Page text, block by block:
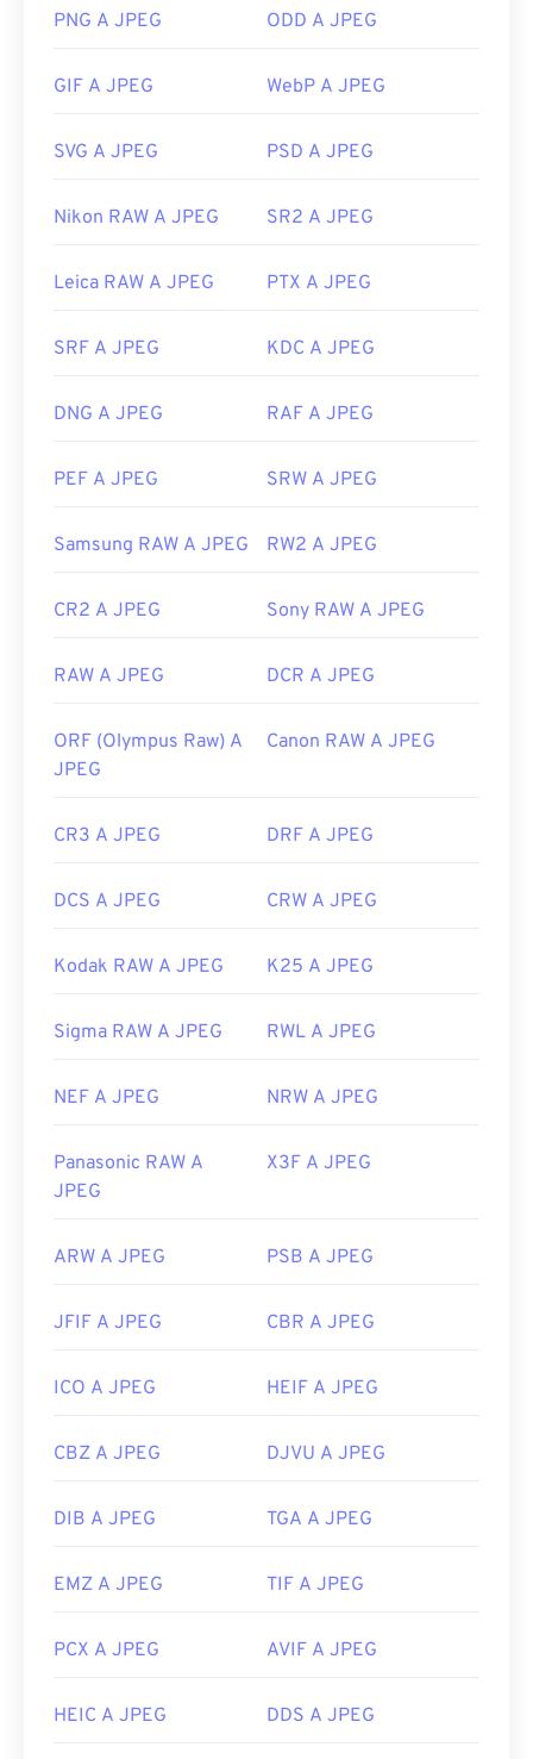
Come aprire un file JPEG?
Quasi tutti i programmi e le applicazioni di
sul file JPEG solitamente lo apre nel visualizzatore
web predefinito. Per selezionare un'applicazione
pulsante destro del mouse e selezionare "Apri con"
I file JPEG si aprono automaticamente sui browser
Microsoft come
Microsoft Foto e sulle applicazioni
Sviluppato da:
Joint Photographic Experts Group
Link utili:
PNG A JPEG ODD A JPEG
GIF A JPEG WebP A JPEG
SVG A JPEG PSD A JPEG
Nikon RAW A JPEG SR2 A JPEG
Leica RAW A JPEG PTX A JPEG
SRF A JPEG KDC A JPEG
DNG A JPEG RAF A JPEG
PEF A JPEG SRW A JPEG
Samsung RAW A JPEG RW2 A JPEG
CR2 A JPEG Sony RAW A JPEG
RAW A JPEG DCR A JPEG
ORF (Olympus Raw) A
JPEG
Canon RAW A JPEG
CR3 A JPEG DRF A JPEG
DCS A JPEG CRW A JPEG
Kodak RAW A JPEG K25 A JPEG
Sigma RAW A JPEG RWL A JPEG
NEF A JPEG NRW A JPEG
Panasonic RAW A
JPEG
X3F A JPEG
ARW A JPEG PSB A JPEG
JFIF A JPEG CBR A JPEG
ICO A JPEG HEIF A JPEG
CBZ A JPEG DJVU A JPEG
DIB A JPEG TGA A JPEG
EMZ A JPEG TIF A JPEG
PCX A JPEG AVIF A JPEG
HEIC A JPEG DDS A JPEG